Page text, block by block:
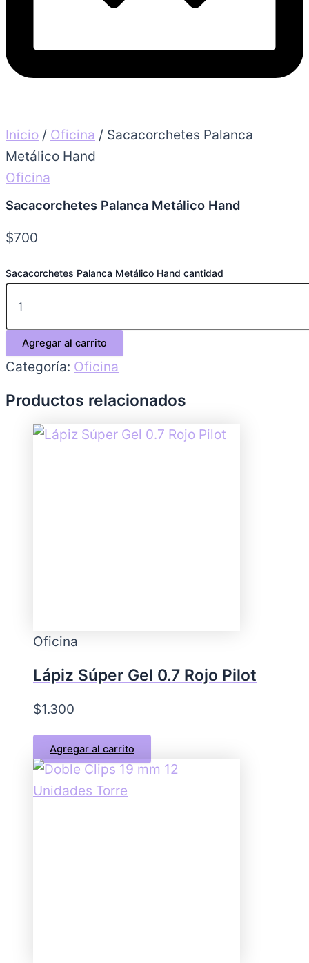
Inicio / Oficina / Sacacorchetes Palanca
Metálico Hand
Oficina
Sacacorchetes Palanca Metálico Hand
$700
Sacacorchetes Palanca Metálico Hand cantidad
Agregar al carrito
Categoría: Oficina
Productos relacionados
Oficina
Lápiz Súper Gel 0.7 Rojo Pilot
$1.300
Agregar al carrito